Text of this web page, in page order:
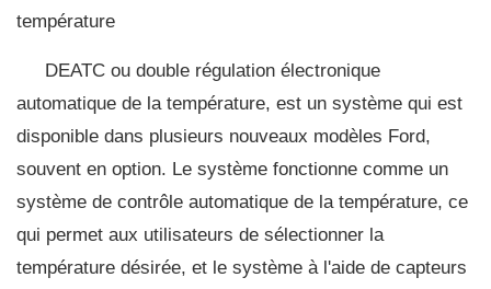
température
DEATC ou double régulation électronique
automatique de la température, est un système qui est
disponible dans plusieurs nouveaux modèles Ford,
souvent en option. Le système fonctionne comme un
système de contrôle automatique de la température, ce
qui permet aux utilisateurs de sélectionner la
température désirée, et le système à l'aide de capteurs